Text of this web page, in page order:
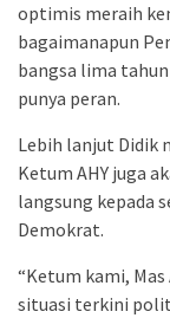
optimis meraih
bagaimanapun
bangsa lima
punya peran.
Lebih lanjut Didik
Ketum AHY juga
langsung kepada
Demokrat.
“Ketum kami,
situasi terkini